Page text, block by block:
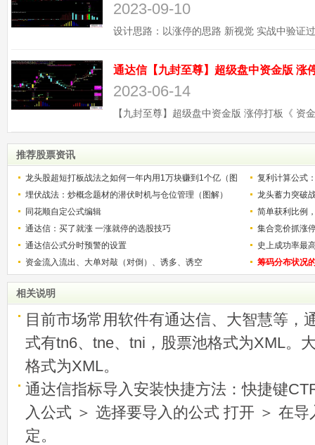
2023-09-10
2023-06-14
推荐股票资讯
龙头股超短打板战法之如何一年内用1万块赚到1个亿（图
解）
复利计算公式
少？
埋伏战法：炒概念题材的潜伏时机与仓位管理（图解）
龙头蓄力突破
的技巧（图解
同花顺自定公式编辑
简单获利比例
用
通达信：买了就涨 一涨就停的选股技巧
集合竞价抓涨
通达信公式分时预警的设置
史上成功率最
称选股法宝！
资金流入流出、大单对敲（对倒）、诱多、诱空 筹码分布状况
相关说明
目前市场常用软件有通达信、大智慧等，
式有tn6、tne、tni，股票池格式为XML。
格式为XML。
通达信指标导入安装快捷方法：快捷键
入公式 ＞ 选择要导入的公式 打开 ＞ 在
定。